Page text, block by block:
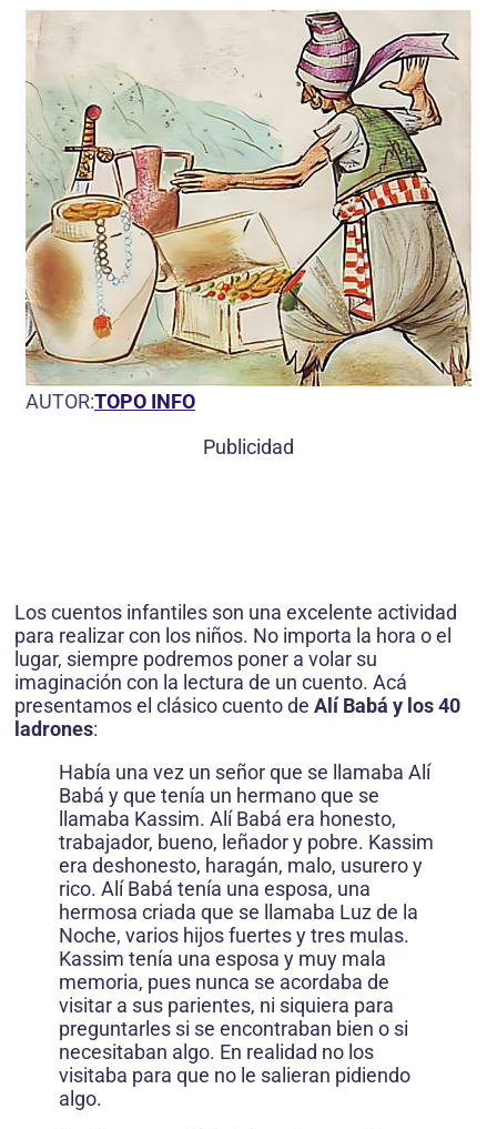
AUTOR:TOPO INFO
Publicidad
Los cuentos infantiles son una excelente actividad
para realizar con los niños. No importa la hora o el
lugar, siempre podremos poner a volar su
imaginación con la lectura de un cuento. Acá
presentamos el clásico cuento de Alí Babá y los 40
ladrones:
Había una vez un señor que se llamaba Alí
Babá y que tenía un hermano que se
llamaba Kassim. Alí Babá era honesto,
trabajador, bueno, leñador y pobre. Kassim
era deshonesto, haragán, malo, usurero y
rico. Alí Babá tenía una esposa, una
hermosa criada que se llamaba Luz de la
Noche, varios hijos fuertes y tres mulas.
Kassim tenía una esposa y muy mala
memoria, pues nunca se acordaba de
visitar a sus parientes, ni siquiera para
preguntarles si se encontraban bien o si
necesitaban algo. En realidad no los
visitaba para que no le salieran pidiendo
algo.